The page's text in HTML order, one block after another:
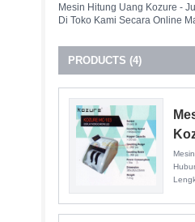
Mesin Hitung Uang Kozure -
Di Toko Kami Secara Online
PRODUCTS (4)